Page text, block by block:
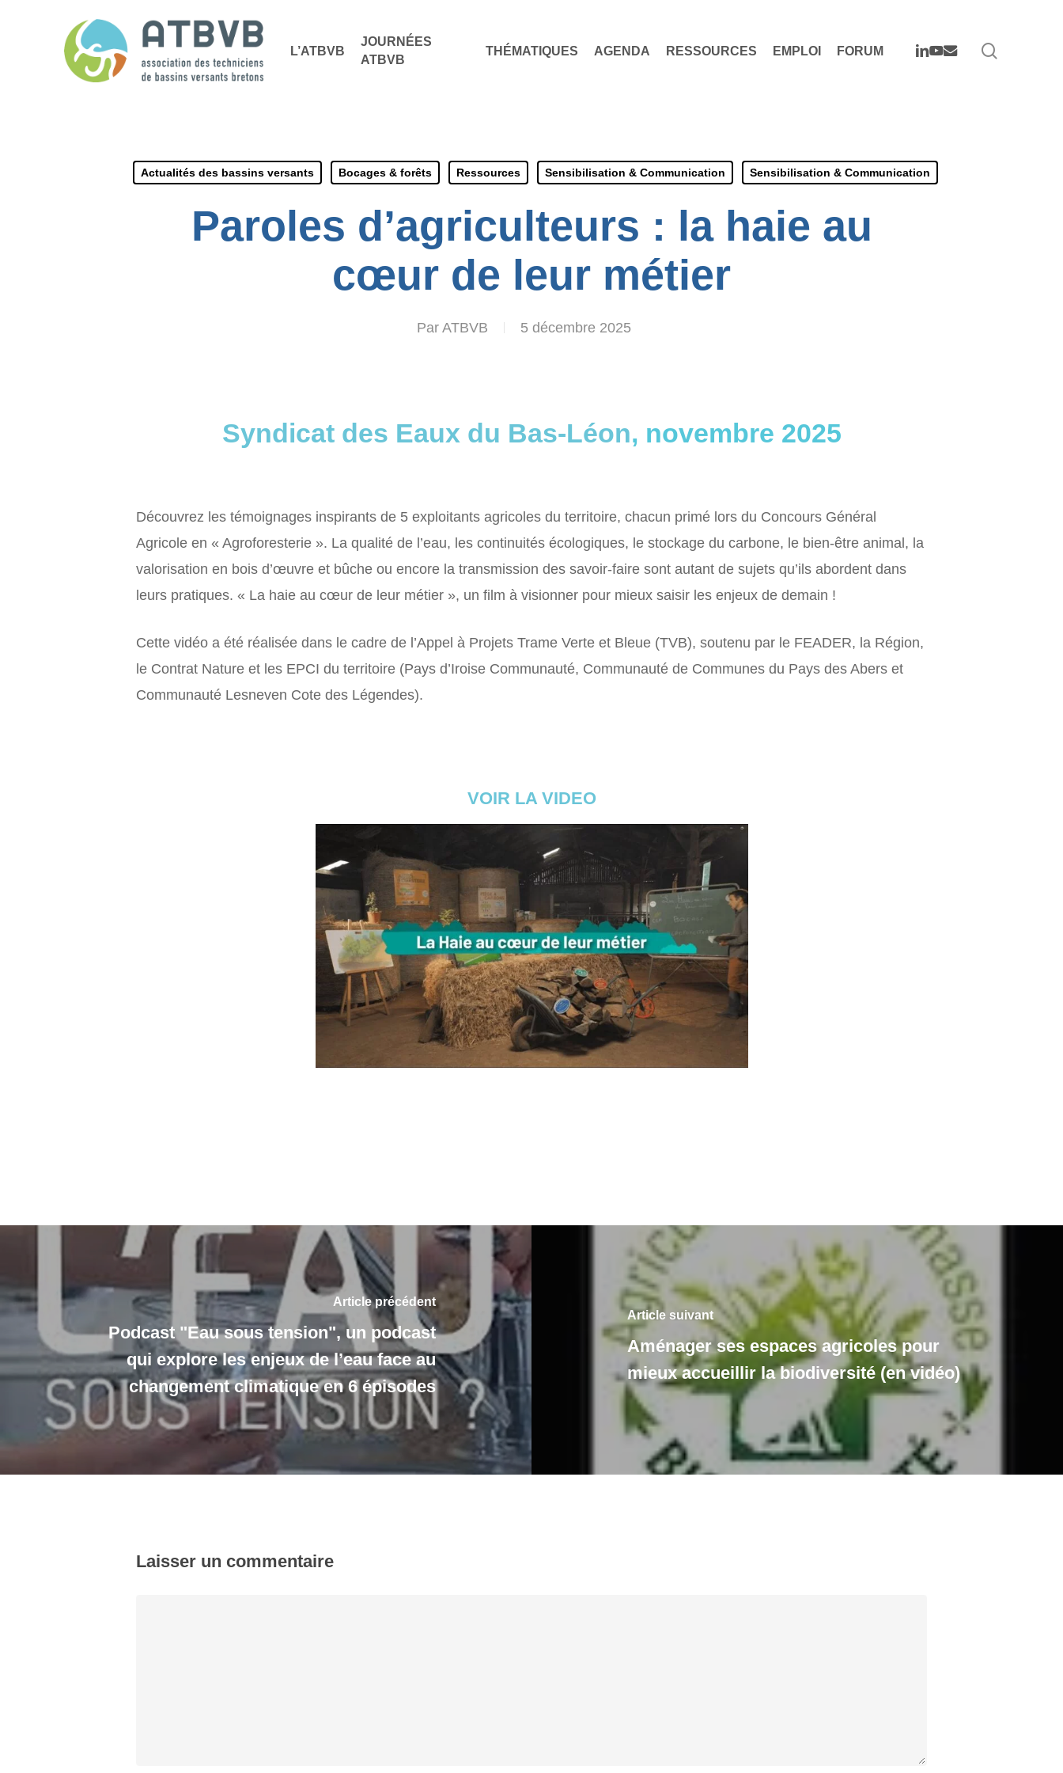
L’ATBVB
JOURNÉES
ATBVB
THÉMATIQUES AGENDA RESSOURCES EMPLOI FORUM LINKEDIN
YOUTUBE
EMAIL
Actualités des bassins versants Bocages & forêts Ressources Sensibilisation & Communication Sensibilisation & Communication
Paroles d’agriculteurs : la haie au
cœur de leur métier
Par ATBVB 5 décembre 2025
Syndicat des Eaux du Bas-Léon, novembre 2025
Découvrez les témoignages inspirants de 5 exploitants agricoles du territoire, chacun primé lors du Concours Général
Agricole en « Agroforesterie ». La qualité de l’eau, les continuités écologiques, le stockage du carbone, le bien-être animal, la
valorisation en bois d’œuvre et bûche ou encore la transmission des savoir-faire sont autant de sujets qu’ils abordent dans
leurs pratiques. « La haie au cœur de leur métier », un film à visionner pour mieux saisir les enjeux de demain !
Cette vidéo a été réalisée dans le cadre de l’Appel à Projets Trame Verte et Bleue (TVB), soutenu par le FEADER, la Région,
le Contrat Nature et les EPCI du territoire (Pays d’Iroise Communauté, Communauté de Communes du Pays des Abers et
Communauté Lesneven Cote des Légendes).
VOIR LA VIDEO
Article précédent
Podcast "Eau sous tension", un podcast
qui explore les enjeux de l’eau face au
changement climatique en 6 épisodes
Article suivant
Aménager ses espaces agricoles pour
mieux accueillir la biodiversité (en vidéo)
Laisser un commentaire